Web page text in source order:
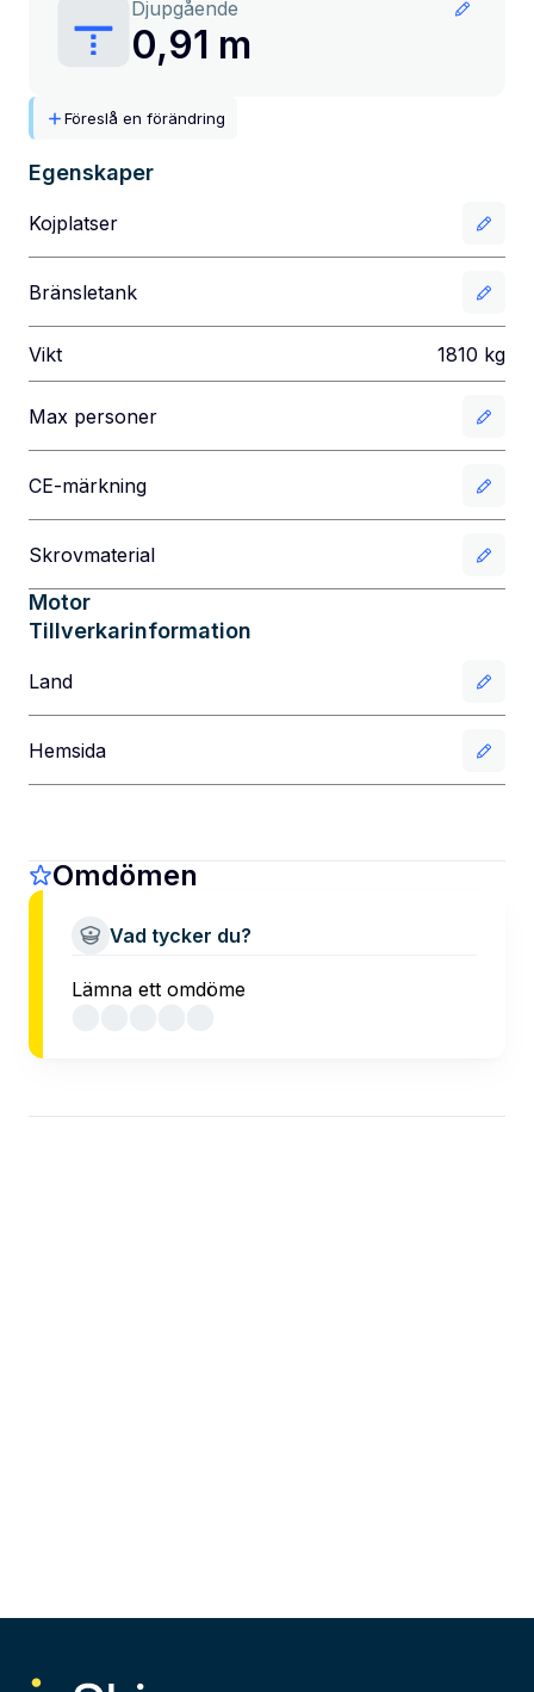
Djupgående
0,91 m
Föreslå en förändring
Egenskaper
Kojplatser
Bränsletank
Vikt 1810 kg
Max personer
CE-märkning
Skrovmaterial
Motor
Tillverkarinformation
Land
Hemsida
Omdömen
Vad tycker du?
Lämna ett omdöme